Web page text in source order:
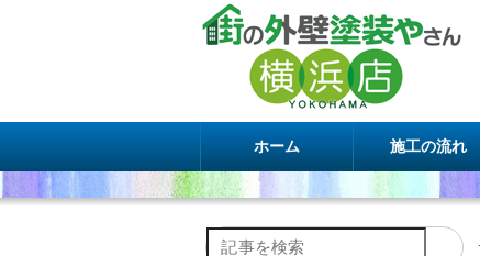
ホーム 施工の流れ
記事を検索